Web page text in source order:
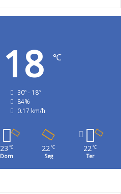
18 ℃
30º - 18º
84%
0.17 km/h
23 ℃
Dom
22℃
Seg
22℃
Ter